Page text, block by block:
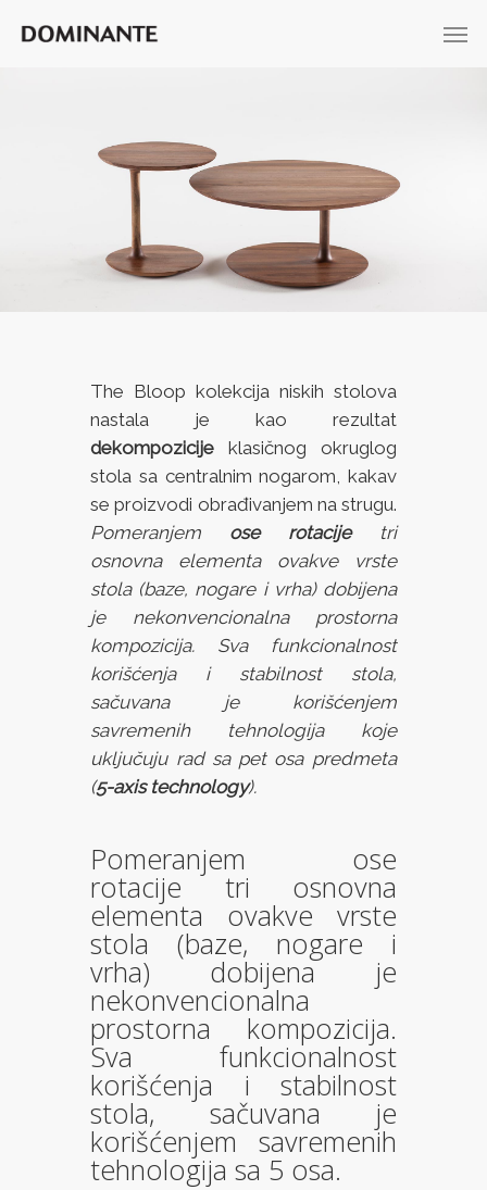
The Bloop kolekcija niskih stolova
nastala je kao rezultat
dekompozicije klasičnog okruglog
stola sa centralnim nogarom, kakav
se proizvodi obrađivanjem na strugu.
Pomeranjem ose rotacijetri
osnovna elementa ovakve vrste
stola (baze, nogare i vrha) dobijena
je nekonvencionalna prostorna
kompozicija. Sva funkcionalnost
korišćenja i stabilnost stola,
sačuvana je korišćenjem
savremenih tehnologija koje
uključuju rad sa pet osa predmeta
(5-axis technology).
Pomeranjem ose
rotacije tri osnovna
elementa ovakve vrste
stola (baze, nogare i
vrha) dobijena je
nekonvencionalna
prostorna kompozicija.
Sva funkcionalnost
korišćenja i stabilnost
stola, sačuvana je
korišćenjem savremenih
tehnologija sa 5 osa.